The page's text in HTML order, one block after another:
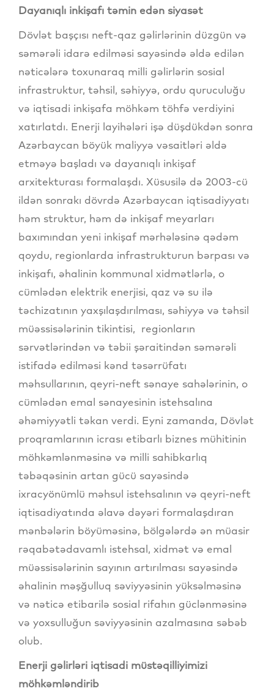
Dayanıqlı inkişafı təmin edən siyasət
Dövlət başçısı neft-qaz gəlirlərinin düzgün və
səmərəli idarə edilməsi sayəsində əldə edilən
nəticələrə toxunaraq milli gəlirlərin sosial
infrastruktur, təhsil, səhiyyə, ordu quruculuğu
və iqtisadi inkişafa möhkəm töhfə verdiyini
xatırlatdı. Enerji layihələri işə düşdükdən sonra
Azərbaycan böyük maliyyə vəsaitləri əldə
etməyə başladı və dayanıqlı inkişaf
arxitekturası formalaşdı. Xüsusilə də 2003-cü
ildən sonrakı dövrdə Azərbaycan iqtisadiyyatı
həm struktur, həm də inkişaf meyarları
baxımından yeni inkişaf mərhələsinə qədəm
qoydu, regionlarda infrastrukturun bərpası və
inkişafı, əhalinin kommunal xidmətlərlə, o
cümlədən elektrik enerjisi, qaz və su ilə
təchizatının yaxşılaşdırılması, səhiyyə və təhsil
müəssisələrinin tikintisi, regionların
sərvətlərindən və təbii şəraitindən səmərəli
istifadə edilməsi kənd təsərrüfatı
məhsullarının, qeyri-neft sənaye sahələrinin, o
cümlədən emal sənayesinin istehsalına
əhəmiyyətli təkan verdi. Eyni zamanda, Dövlət
proqramlarının icrası etibarlı biznes mühitinin
möhkəmlənməsinə və milli sahibkarlıq
təbəqəsinin artan gücü sayəsində
ixracyönümlü məhsul istehsalının və qeyri-neft
iqtisadiyatında əlavə dəyəri formalaşdıran
mənbələrin böyüməsinə, bölgələrdə ən müasir
rəqabətədavamlı istehsal, xidmət və emal
müəssisələrinin sayının artırılması sayəsində
əhalinin məşğulluq səviyyəsinin yüksəlməsinə
və nəticə etibarilə sosial rifahın güclənməsinə
və yoxsulluğun səviyyəsinin azalmasına səbəb
olub.
Enerji gəlirləri iqtisadi müstəqilliyimizi
möhkəmləndirib